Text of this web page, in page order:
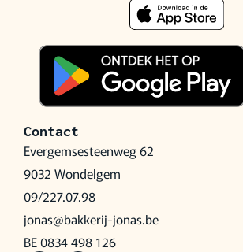
Contact
Evergemsesteenweg 62
9032 Wondelgem
09/227.07.98
jonas@bakkerij-jonas.be
BE 0834 498 126